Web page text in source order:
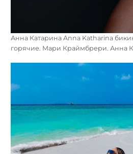
Анна Катарина Anna Katharina
горячие. Мари Краймбрери. Анна